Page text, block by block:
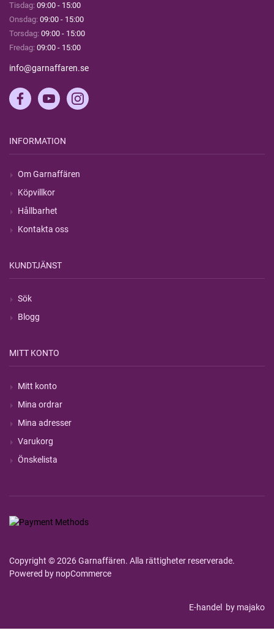
Tisdag: 09:00 - 15:00
Onsdag: 09:00 - 15:00
Torsdag: 09:00 - 15:00
Fredag: 09:00 - 15:00
info@garnaffaren.se
INFORMATION
Om Garnaffären
Köpvillkor
Hållbarhet
Kontakta oss
KUNDTJÄNST
Sök
Blogg
MITT KONTO
Mitt konto
Mina ordrar
Mina adresser
Varukorg
Önskelista
Copyright © 2026 Garnaffären. Alla rättigheter reserverade.
Powered by nopCommerce
E-handel by majako